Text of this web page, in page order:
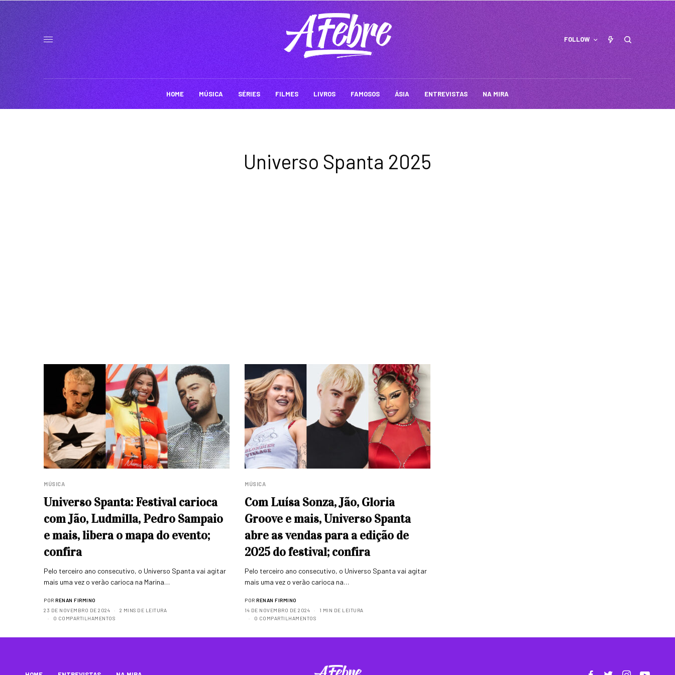
FOLLOW
HOME MÚSICA SÉRIES FILMES LIVROS FAMOSOS ÁSIA ENTREVISTAS NA MIRA
Universo Spanta 2025
MÚSICA
Universo Spanta: Festival carioca
com Jão, Ludmilla, Pedro Sampaio
e mais, libera o mapa do evento;
confira
Pelo terceiro ano consecutivo, o Universo Spanta vai agitar
mais uma vez o verão carioca na Marina…
POR RENAN FIRMINO
23 DE NOVEMBRO DE 2024
2 MINS DE LEITURA
0 COMPARTILHAMENTOS
MÚSICA
Com Luísa Sonza, Jão, Gloria
Groove e mais, Universo Spanta
abre as vendas para a edição de
2025 do festival; confira
Pelo terceiro ano consecutivo, o Universo Spanta vai agitar
mais uma vez o verão carioca na…
POR RENAN FIRMINO
14 DE NOVEMBRO DE 2024
1 MIN DE LEITURA
0 COMPARTILHAMENTOS